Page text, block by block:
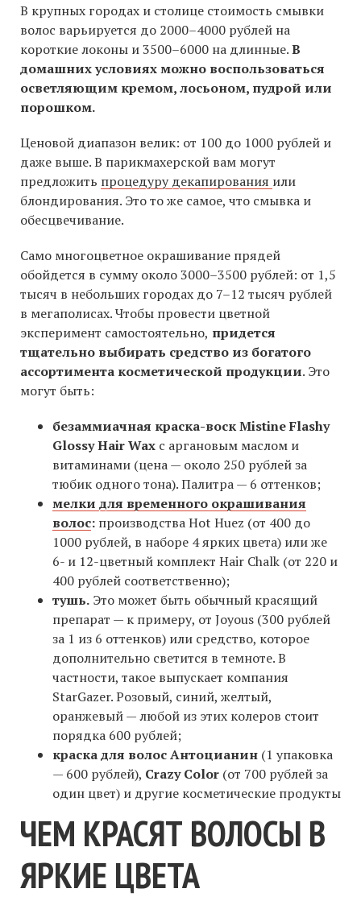
В крупных городах и столице стоимость смывки
волос варьируется до 2000–4000 рублей на
короткие локоны и 3500–6000 на длинные.В
домашних условиях можно воспользоваться
осветляющим кремом, лосьоном, пудрой или
порошком.
Ценовой диапазон велик: от 100 до 1000 рублей и
даже выше. В парикмахерской вам могут
предложить процедуру декапирования или
блондирования. Это то же самое, что смывка и
обесцвечивание.
Само многоцветное окрашивание прядей
обойдется в сумму около 3000–3500 рублей: от 1,5
тысяч в небольших городах до 7–12 тысяч рублей
в мегаполисах. Чтобы провести цветной
эксперимент самостоятельно, придется
тщательно выбирать средство из богатого
ассортимента косметической продукции. Это
могут быть:
безаммиачная краска-воск Mistine Flashy
Glossy Hair Wax с аргановым маслом и
витаминами (цена — около 250 рублей за
тюбик одного тона). Палитра — 6 оттенков;
мелки для временного окрашивания
волос: производства Hot Huez (от 400 до
1000 рублей, в наборе 4 ярких цвета) или же
6- и 12-цветный комплект Hair Chalk (от 220 и
400 рублей соответственно);
тушь. Это может быть обычный красящий
препарат — к примеру, от Joyous (300 рублей
за 1 из 6 оттенков) или средство, которое
дополнительно светится в темноте. В
частности, такое выпускает компания
StarGazer. Розовый, синий, желтый,
оранжевый — любой из этих колеров стоит
порядка 600 рублей;
краска для волос Антоцианин (1 упаковка
— 600 рублей), Crazy Color (от 700 рублей за
один цвет) и другие косметические продукты
ЧЕМ КРАСЯТ ВОЛОСЫ В
ЯРКИЕ ЦВЕТА